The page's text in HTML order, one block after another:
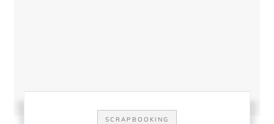
SCRAPBOOKING